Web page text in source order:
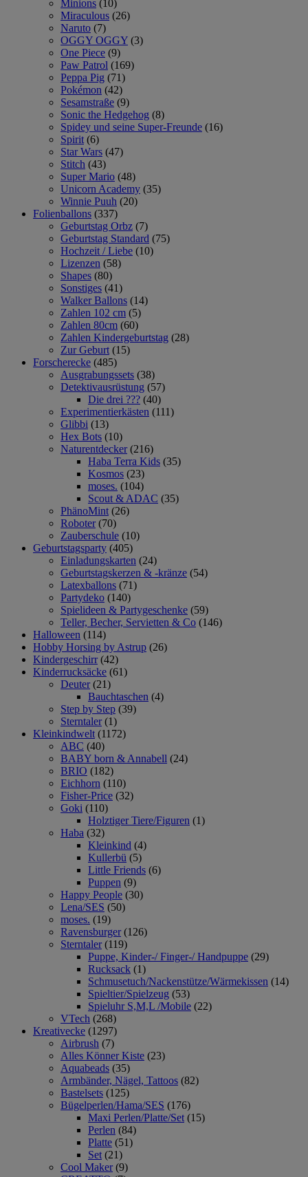
Minions (10)
Miraculous (26)
Naruto (7)
OGGY OGGY (3)
One Piece (9)
Paw Patrol (169)
Peppa Pig (71)
Pokémon (42)
Sesamstraße (9)
Sonic the Hedgehog (8)
Spidey und seine Super-Freunde (16)
Spirit (6)
Star Wars (47)
Stitch (43)
Super Mario (48)
Unicorn Academy (35)
Winnie Puuh (20)
Folienballons (337)
Geburtstag Orbz (7)
Geburtstag Standard (75)
Hochzeit / Liebe (10)
Lizenzen (58)
Shapes (80)
Sonstiges (41)
Walker Ballons (14)
Zahlen 102 cm (5)
Zahlen 80cm (60)
Zahlen Kindergeburtstag (28)
Zur Geburt (15)
Forscherecke (485)
Ausgrabungssets (38)
Detektivausrüstung (57)
Die drei ??? (40)
Experimentierkästen (111)
Glibbi (13)
Hex Bots (10)
Naturentdecker (216)
Haba Terra Kids (35)
Kosmos (23)
moses. (104)
Scout & ADAC (35)
PhänoMint (26)
Roboter (70)
Zauberschule (10)
Geburtstagsparty (405)
Einladungskarten (24)
Geburtstagskerzen & -kränze (54)
Latexballons (71)
Partydeko (140)
Spielideen & Partygeschenke (59)
Teller, Becher, Servietten & Co (146)
Halloween (114)
Hobby Horsing by Astrup (26)
Kindergeschirr (42)
Kinderrucksäcke (61)
Deuter (21)
Bauchtaschen (4)
Step by Step (39)
Sterntaler (1)
Kleinkindwelt (1172)
ABC (40)
BABY born & Annabell (24)
BRIO (182)
Eichhorn (110)
Fisher-Price (32)
Goki (110)
Holztiger Tiere/Figuren (1)
Haba (32)
Kleinkind (4)
Kullerbü (5)
Little Friends (6)
Puppen (9)
Happy People (30)
Lena/SES (50)
moses. (19)
Ravensburger (126)
Sterntaler (119)
Puppe, Kinder-/ Finger-/ Handpuppe (29)
Rucksack (1)
Schmusetuch/Nackenstütze/Wärmekissen (14)
Spieltier/Spielzeug (53)
Spieluhr S,M,L /Mobile (22)
VTech (268)
Kreativecke (1297)
Airbrush (7)
Alles Könner Kiste (23)
Aquabeads (35)
Armbänder, Nägel, Tattoos (82)
Bastelsets (125)
Bügelperlen/Hama/SES (176)
Maxi Perlen/Platte/Set (15)
Perlen (84)
Platte (51)
Set (21)
Cool Maker (9)